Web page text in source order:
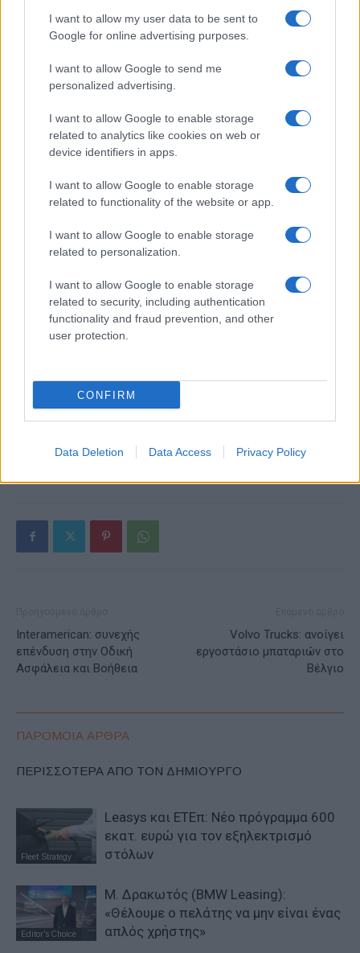
I want to allow my user data to be sent to
Google for online advertising purposes.
I want to allow Google to send me
personalized advertising.
I want to allow Google to enable storage
related to analytics like cookies on web or
device identifiers in apps.
I want to allow Google to enable storage
related to functionality of the website or app.
I want to allow Google to enable storage
related to personalization.
I want to allow Google to enable storage
related to security, including authentication
functionality and fraud prevention, and other
user protection.
CONFIRM
Data Deletion Data Access Privacy Policy
Η Chery επενδύει 75 εκατ.
δολάρια στην KG Mobility
Ατρόμητος και Novibet
το 2028
δεικτών FTSE4Good
Alpha Bank: Για πρώτη φορά το Αρχαίο Θέατρο Επιδαύρου
άνοιξε τις πύλες του σε όλους
LeasePlan Hellas
Ελλάδα Ευρώπη
Ηλεκτροκίνηση
Interamerican: συνεχής
επένδυση στην Οδική
Ασφάλεια και Βοήθεια
Volvo Trucks: ανοίγει
εργοστάσιο μπαταριών στο
Βέλγιο
ΠΑΡΟΜΟΙΑ ΑΡΘΡΑ
ΠΕΡΙΣΣΟΤΕΡΑ ΑΠΟ ΤΟΝ ΔΗΜΙΟΥΡΓΟ
Fleet Strategy
Leasys και ΕΤΕπ: Νέο πρόγραμμα 600
εκατ. ευρώ για τον εξηλεκτρισμό
στόλων
Editor's Choice
Μ. Δρακωτός (BMW Leasing):
«Θέλουμε ο πελάτης να μην είναι ένας
απλός χρήστης»